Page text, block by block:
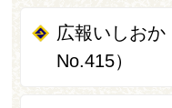
広報いしおか
No.415）